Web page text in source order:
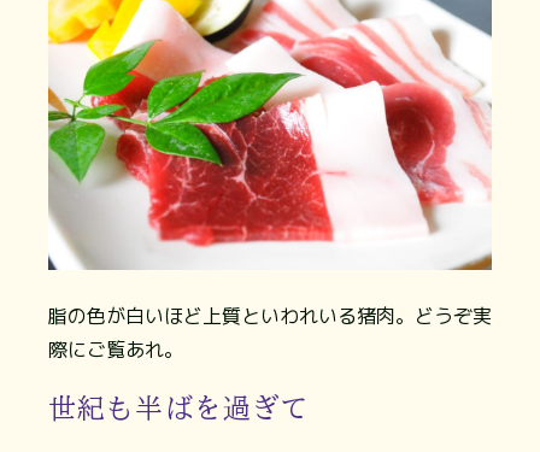
脂の色が白いほど上質といわれいる猪肉。どうぞ実
際にご覧あれ。
世紀も半ばを過ぎて